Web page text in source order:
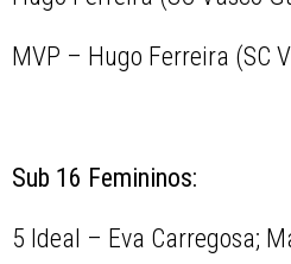
MVP – Hugo Ferreira (SC
Sub 16 Femininos:
5 Ideal – Eva Carregosa;